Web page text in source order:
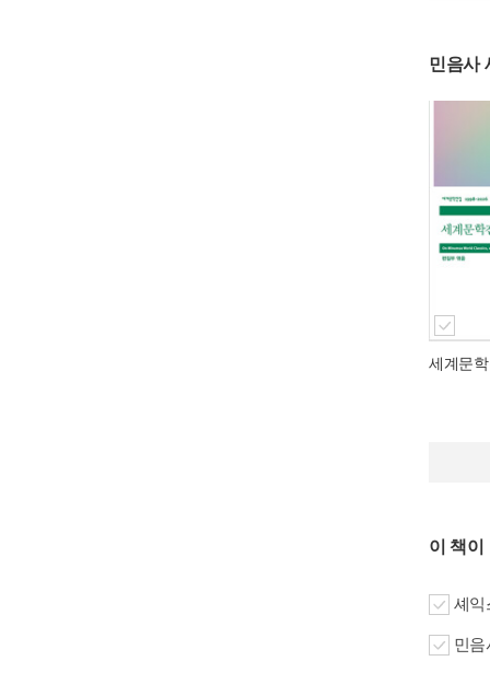
민음사
세계문
이 책이
셰익
민음